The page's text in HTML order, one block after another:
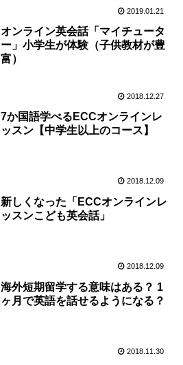
2019.01.21
オンライン英会話「マイチュータ
ー」小学生が体験（子供教材が豊
富）
2018.12.27
7か国語学べるECCオンラインレ
ッスン【中学生以上のコース】
2018.12.09
新しくなった「ECCオンラインレ
ッスンこども英会話」
2018.12.09
海外短期留学する意味はある？ 1
ヶ月で英語を話せるようになる？
2018.11.30